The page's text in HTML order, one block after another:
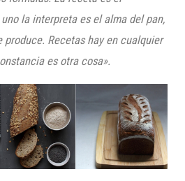
la interpreta es el alma del pan,
produce. Recetas hay en cualquier
es otra cosa».